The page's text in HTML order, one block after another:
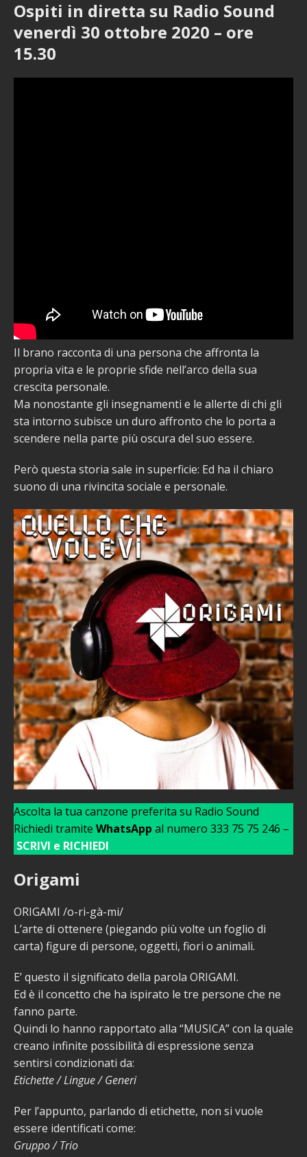
Ospiti in diretta su Radio Sound
venerdì 30 ottobre 2020 – ore
15.30
Il brano racconta di una persona che affronta la
propria vita e le proprie sfide nell’arco della sua
crescita personale.
Ma nonostante gli insegnamenti e le allerte di chi gli
sta intorno subisce un duro affronto che lo porta a
scendere nella parte più oscura del suo essere.
Però questa storia sale in superficie: Ed ha il chiaro
suono di una rivincita sociale e personale.
Ascolta la tua canzone preferita su Radio Sound
Richiedi tramite WhatsApp al numero 333 75 75 246 –
SCRIVI e RICHIEDI
Origami
ORIGAMI /o-ri-gà-mi/
L’arte di ottenere (piegando più volte un foglio di
carta) figure di persone, oggetti, fiori o animali.
E’ questo il significato della parola ORIGAMI.
Ed è il concetto che ha ispirato le tre persone che ne
fanno parte.
Quindi lo hanno rapportato alla “MUSICA” con la quale
creano infinite possibilità di espressione senza
sentirsi condizionati da:
Etichette / Lingue / Generi
Per l’appunto, parlando di etichette, non si vuole
essere identificati come:
Gruppo / Trio